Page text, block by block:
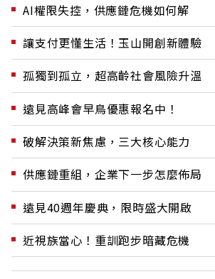
AI權限失控，供應鏈危機如何解
讓支付更懂生活！玉山開創新體驗
孤獨到孤立，超高齡社會風險升溫
遠見高峰會早鳥優惠報名中！
破解決策新焦慮，三大核心能力
供應鏈重組，企業下一步怎麼佈局
遠見40週年慶典，限時盛大開啟
近視族當心！重訓跑步暗藏危機